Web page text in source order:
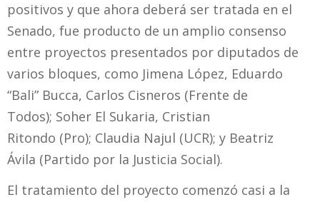
positivos y que ahora deberá ser tratada en el
Senado, fue producto de un amplio consenso
entre proyectos presentados por diputados de
varios bloques, como Jimena López, Eduardo
“Bali” Bucca, Carlos Cisneros (Frente de
Todos); Soher El Sukaria, Cristian
Ritondo (Pro); Claudia Najul (UCR); y Beatriz
Ávila (Partido por la Justicia Social).
El tratamiento del proyecto comenzó casi a la